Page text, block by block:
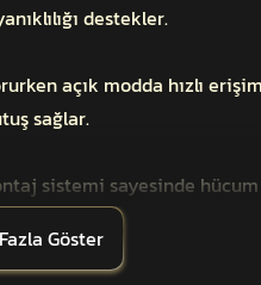
destekler.
açık modda hızlı
sağlar.
sistemi sayesinde
taşıma
Göster